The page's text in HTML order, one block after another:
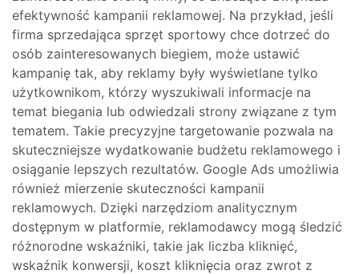
efektywność kampanii reklamowej. Na przykład, jeśli
firma sprzedająca sprzęt sportowy chce dotrzeć do
osób zainteresowanych biegiem, może ustawić
kampanię tak, aby reklamy były wyświetlane tylko
użytkownikom, którzy wyszukiwali informacje na
temat biegania lub odwiedzali strony związane z tym
tematem. Takie precyzyjne targetowanie pozwala na
skuteczniejsze wydatkowanie budżetu reklamowego i
osiąganie lepszych rezultatów. Google Ads umożliwia
również mierzenie skuteczności kampanii
reklamowych. Dzięki narzędziom analitycznym
dostępnym w platformie, reklamodawcy mogą śledzić
różnorodne wskaźniki, takie jak liczba kliknięć,
wskaźnik konwersji, koszt kliknięcia oraz zwrot z